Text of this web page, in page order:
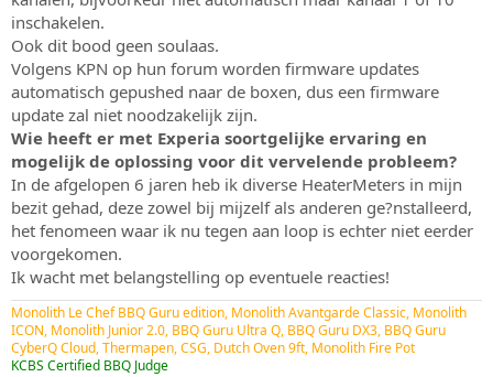
inschakelen.
Ook dit bood geen soulaas.
Volgens KPN op hun forum worden firmware updates
automatisch gepushed naar de boxen, dus een firmware
update zal niet noodzakelijk zijn.
Wie heeft er met Experia soortgelijke ervaring en
mogelijk de oplossing voor dit vervelende probleem?
In de afgelopen 6 jaren heb ik diverse HeaterMeters in mijn
bezit gehad, deze zowel bij mijzelf als anderen ge?nstalleerd,
het fenomeen waar ik nu tegen aan loop is echter niet eerder
voorgekomen.
Ik wacht met belangstelling op eventuele reacties!
Monolith Le Chef BBQ Guru edition, Monolith Avantgarde Classic, Monolith
ICON, Monolith Junior 2.0, BBQ Guru Ultra Q, BBQ Guru DX3, BBQ Guru
CyberQ Cloud, Thermapen, CSG, Dutch Oven 9ft, Monolith Fire Pot
KCBS Certified BBQ Judge